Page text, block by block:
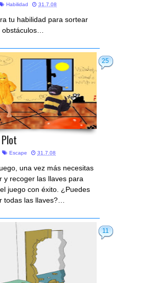
Habilidad 31.7.08
tu habilidad para sortear
obstáculos…
25
Escape 31.7.08
una vez más necesitas
y recoger las llaves para
juego con éxito. ¿Puedes
todas las llaves?…
11